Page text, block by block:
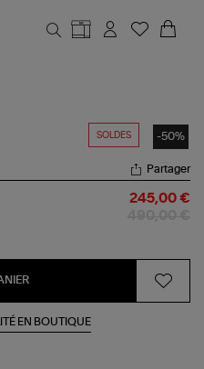
SOLDES -50%
Partager
245,00 €
EN BOUTIQUE